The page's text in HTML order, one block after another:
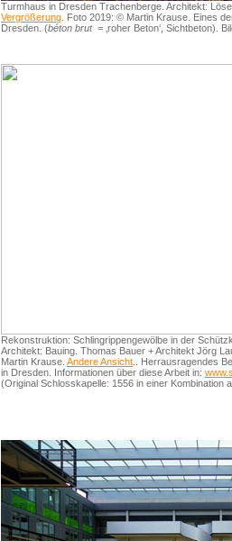
Turmhaus in Dresden Trachenberge. Architekt:
Vergrößerung . Foto 2019: © Martin Krause. Eines
Dresden. (béton brut= ‚roher Beton‘, Sichtbeton).
Rekonstruktion: Schlingrippengewölbe in der
Architekt: Bauing. Thomas Bauer + Architekt Jörg
Martin Krause. Andere Ansicht .. Herrausragendes
in Dresden. Informationen über diese Arbeit in:
(Original Schlosskapelle: 1556 in einer Kombination